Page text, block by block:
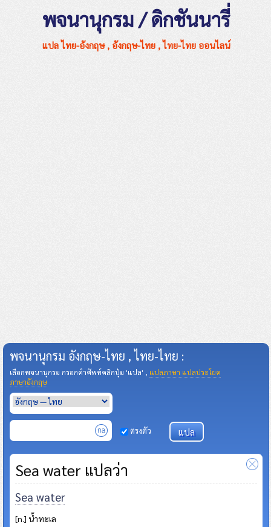
พจนานุกรม / ดิกชันนารี่
แปล ไทย-อังกฤษ , อังกฤษ-ไทย , ไทย-ไทย ออนไลน์
พจนานุกรม อังกฤษ-ไทย , ไทย-ไทย :
เลือกพจนานุกรม กรอกคำศัพท์คลิกปุ่ม 'แปล' , แปลภาษา แปลประโยค
ภาษาอังกฤษ
ตรงตัว
Sea water แปลว่า
Sea water
[n.] น้ำทะเล